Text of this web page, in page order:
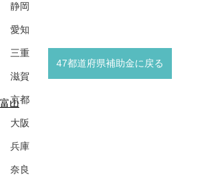
静岡
愛知
三重
滋賀
京都
大阪
兵庫
奈良
47都道府県補助金に戻る
富山